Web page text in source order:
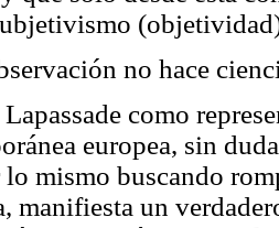
no hace
Lapassade como
europea, sin
lo mismo buscando
manifiesta un